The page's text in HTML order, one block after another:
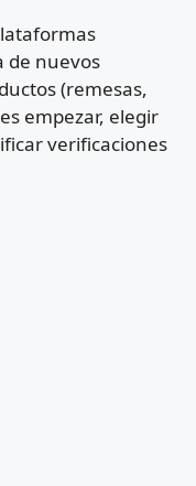
de nuevos
(remesas,
empezar, elegir
verificaciones